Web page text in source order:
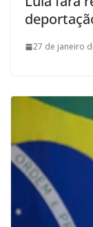
27 de janeiro